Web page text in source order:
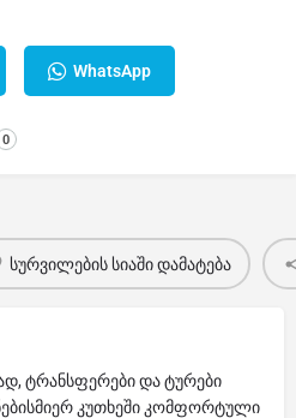
WhatsApp
0
სურვილების სიაში დამატება
ტრანსფერები და ტურები
კუთხეში კომფორტული